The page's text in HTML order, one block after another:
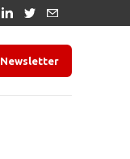
Newsletter